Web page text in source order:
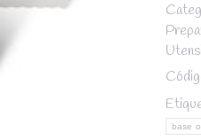
borde
/
base